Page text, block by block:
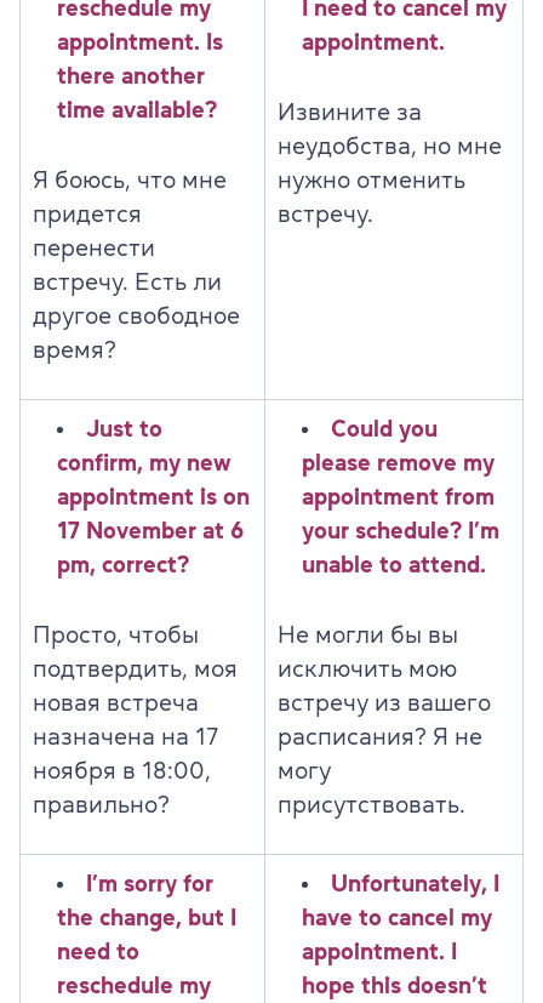
reschedule my
appointment. Is
there another
time available?
Я боюсь, что мне
придется
перенести
встречу. Есть ли
другое свободное
время?
I need to cancel my
appointment.
Извините за
неудобства, но мне
нужно отменить
встречу.
Just to
confirm, my new
appointment is on
17 November at 6
pm, correct?
Просто, чтобы
подтвердить, моя
новая встреча
назначена на 17
ноября в 18:00,
правильно?
Could you
please remove my
appointment from
your schedule? I’m
unable to attend.
Не могли бы вы
исключить мою
встречу из вашего
расписания? Я не
могу
присутствовать.
I’m sorry for
the change, but I
need to
reschedule my
Unfortunately, I
have to cancel my
appointment. I
hope this doesn’t